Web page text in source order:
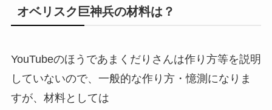
オベリスク巨神兵の材料は？
YouTubeのほうであまくだりさんは作り方等を説明
していないので、一般的な作り方・憶測になりま
すが、材料としては